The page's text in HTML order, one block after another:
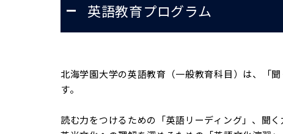
英語教育プログラム
北海学園大学の英語教育（一般教育科目）は、「
す。
読む力をつけるための「英語リーディング」、聞